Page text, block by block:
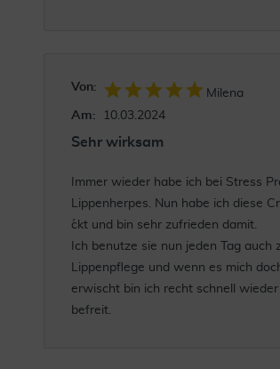
Von:
Milena
Am:
10.03.2024
Sehr wirksam
Immer wieder habe ich bei Stress
Lippenherpes. Nun habe ich diese
´ckt und bin sehr zufrieden damit.
Ich benutze sie nun jeden Tag auch
Lippenpflege und wenn es mich
erwischt bin ich recht schnell wieder
befreit.